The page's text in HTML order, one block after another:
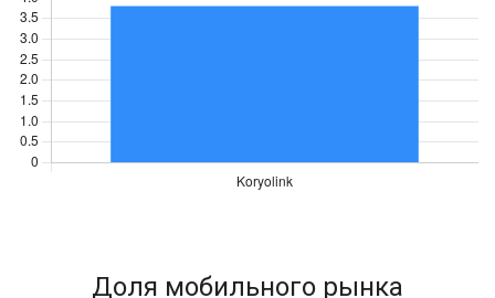
Доля мобильного рынка